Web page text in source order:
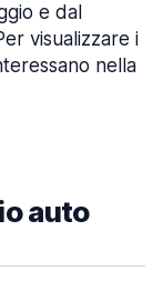
e dal
visualizzare i
nella
auto